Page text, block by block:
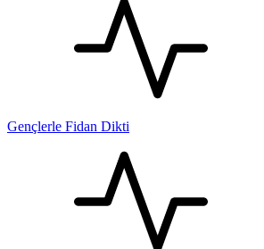
Gençlerle Fidan Dikti